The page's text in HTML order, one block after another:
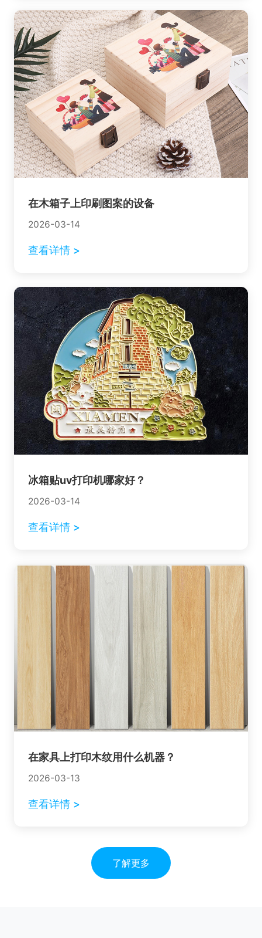
在木箱子上印刷图案的设备
2026-03-14
查看详情 >
冰箱贴uv打印机哪家好？
2026-03-14
查看详情 >
在家具上打印木纹用什么机器？
2026-03-13
查看详情 >
了解更多